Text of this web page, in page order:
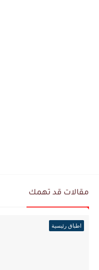
مقالات قد تهمك
اطباق رئيسية